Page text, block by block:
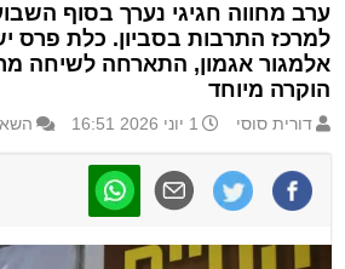
למרכז התרבות בסביון. כלת פרס
אלמגור אגמון, התארחה לשיחה
הוקרה מיוחד
דורית סוסי 1 יוני 2026 16:51